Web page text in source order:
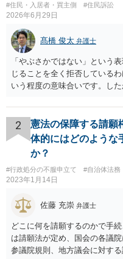
#住民・入居者・買主側 #住民訴訟
2026年6月29日
髙橋 俊太 弁護士
「やぶさかではない」という
じることを全く拒否している
いう程度の意味合いです。し
「吝かではない」と言われた
意味ではありません。相手方
余地はあるが、正式な回答は
う趣旨と捉えるのが自然だと
るのであれば、今後は、相手
書士を通じてやり取りする方
けると、「勝手に話を進めた
る可能性があります。対応と
の有無、毎月の支払額、支払
2
憲法の保障する請願
体的にはどのような
か？
#行政処分の不服申立て #自治体法務
2023年1月14日
佐藤 充崇 弁護士
どこに何を請願するのかで手
は請願法が定め、国会の各議
参議院規則、地方議会に対す